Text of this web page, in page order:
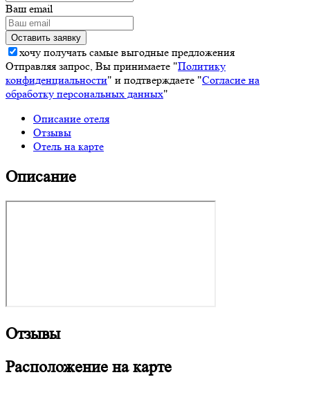
Ваш email
хочу получать самые выгодные предложения
Отправляя запрос, Вы принимаете "Политику
конфиденциальности" и подтверждаете "Согласие на
обработку персональных данных"
Описание отеля
Отзывы
Отель на карте
Описание
Отзывы
Расположение на карте